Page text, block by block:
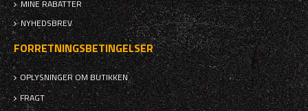
MINE RABATTER
NYHEDSBREV
FORRETNINGSBETINGELSER
OPLYSNINGER OM BUTIKKEN
FRAGT